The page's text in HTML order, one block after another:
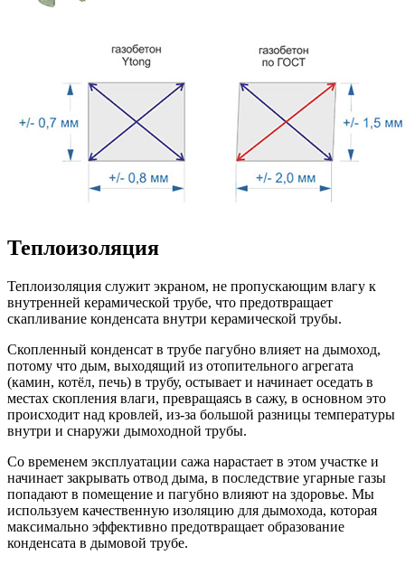
Теплоизоляция
Теплоизоляция служит экраном, не пропускающим влагу к
внутренней керамической трубе, что предотвращает
скапливание конденсата внутри керамической трубы.
Скопленный конденсат в трубе пагубно влияет на дымоход,
потому что дым, выходящий из отопительного агрегата
(камин, котёл, печь) в трубу, остывает и начинает оседать в
местах скопления влаги, превращаясь в сажу, в основном это
происходит над кровлей, из-за большой разницы температуры
внутри и снаружи дымоходной трубы.
Со временем эксплуатации сажа нарастает в этом участке и
начинает закрывать отвод дыма, в последствие угарные газы
попадают в помещение и пагубно влияют на здоровье. Мы
используем качественную изоляцию для дымохода, которая
максимально эффективно предотвращает образование
конденсата в дымовой трубе.